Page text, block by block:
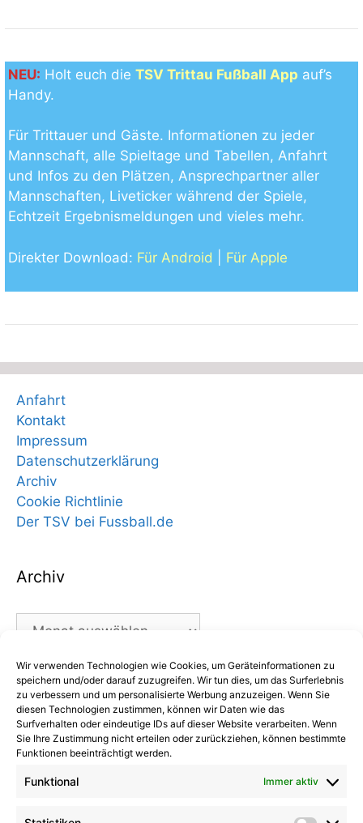
Wir verwenden Technologien wie Cookies, um Geräteinformationen zu
speichern und/oder darauf zuzugreifen. Wir tun dies, um das Surferlebnis
zu verbessern und um personalisierte Werbung anzuzeigen. Wenn Sie
diesen Technologien zustimmen, können wir Daten wie das
Surfverhalten oder eindeutige IDs auf dieser Website verarbeiten. Wenn
Sie Ihre Zustimmung nicht erteilen oder zurückziehen, können bestimmte
Funktionen beeinträchtigt werden.
Funktional Immer aktiv
NEU: Holt euch die TSV Trittau Fußball App auf’s
Handy.
Für Trittauer und Gäste. Informationen zu jeder
Mannschaft, alle Spieltage und Tabellen, Anfahrt
und Infos zu den Plätzen, Ansprechpartner aller
Mannschaften, Liveticker während der Spiele,
Echtzeit Ergebnismeldungen und vieles mehr.
Direkter Download: Für Android Für Apple
Anfahrt
Kontakt
Impressum
Datenschutzerklärung
Archiv
Cookie Richtlinie
Der TSV bei Fussball.de
Archiv
Archiv
Kategorien
Kategorien
Kommentare